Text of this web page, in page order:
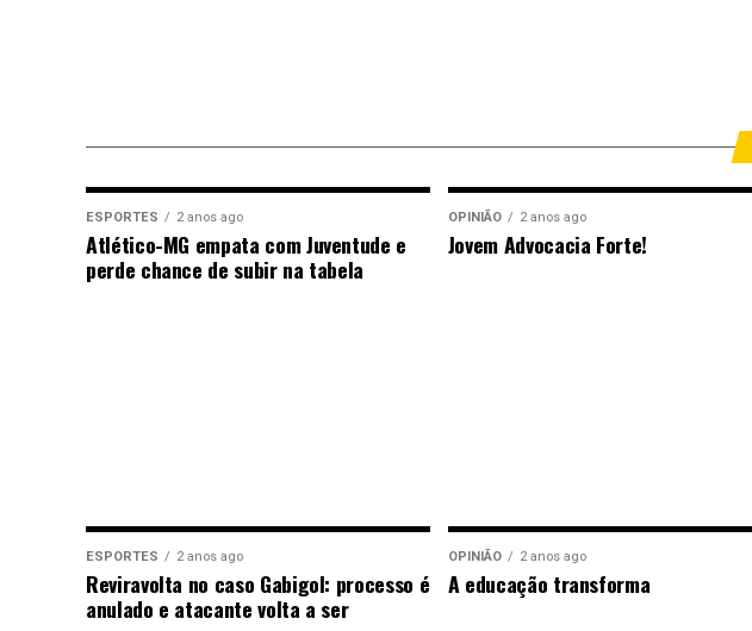
ESPORTES 2 anos ago
Atlético-MG empata com Juventude e
perde chance de subir na tabela
OPINIÃO 2 anos ago
Jovem Advocacia Forte!
ESPORTES 2 anos ago
Reviravolta no caso Gabigol: processo é
anulado e atacante volta a ser
OPINIÃO 2 anos ago
A educação transforma